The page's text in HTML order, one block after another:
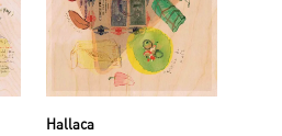
Hallaca